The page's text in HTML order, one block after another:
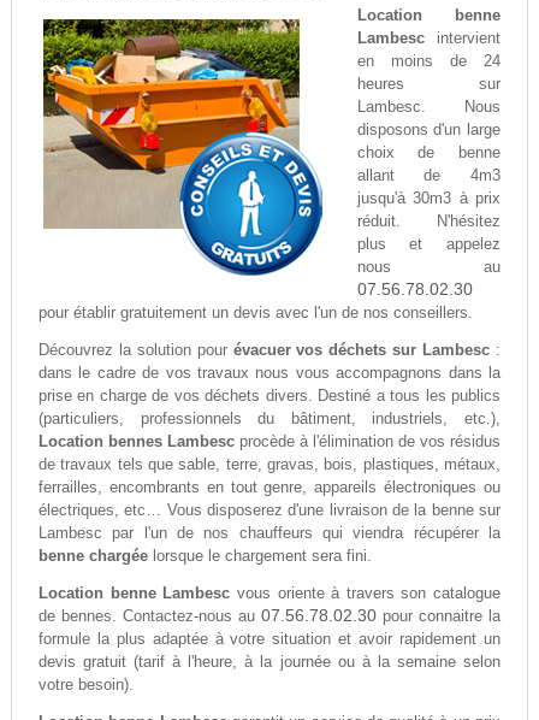
Location benne
Lambescintervient
en moins de 24
heures sur
Lambesc. Nous
disposons d'un large
choix de benne
allant de 4m3
jusqu'à 30m3 à prix
réduit. N'hésitez
plus et appelez
nous au
07.56.78.02.30
pour établir gratuitement un devis avec l'un de nos conseillers.
Découvrez la solution pour évacuer vos déchets sur Lambesc :
dans le cadre de vos travaux nous vous accompagnons dans la
prise en charge de vos déchets divers. Destiné a tous les publics
(particuliers, professionnels du bâtiment, industriels, etc.),
Location bennes Lambescprocède à l'élimination de vos résidus
de travaux tels que sable, terre, gravas, bois, plastiques, métaux,
ferrailles, encombrants en tout genre, appareils électroniques ou
électriques, etc… Vous disposerez d'une livraison de la benne sur
Lambesc par l'un de nos chauffeurs qui viendra récupérer la
benne chargéelorsque le chargement sera fini.
Location benne Lambesc vous oriente à travers son catalogue
de bennes. Contactez-nous au 07.56.78.02.30 pour connaitre la
formule la plus adaptée à votre situation et avoir rapidement un
devis gratuit (tarif à l'heure, à la journée ou à la semaine selon
votre besoin).